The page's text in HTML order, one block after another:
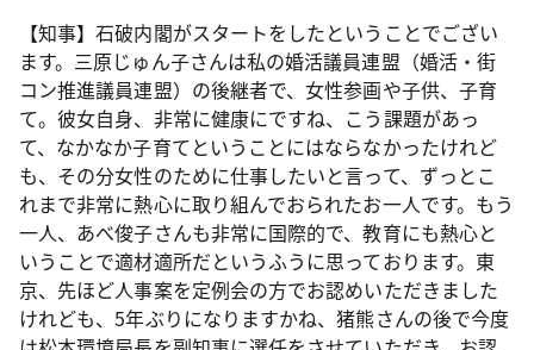
【知事】石破内閣がスタートをしたということでござい
ます。三原じゅん子さんは私の婚活議員連盟（婚活・街
コン推進議員連盟）の後継者で、女性参画や子供、子育
て。彼女自身、非常に健康にですね、こう課題があっ
て、なかなか子育てということにはならなかったけれど
も、その分女性のために仕事したいと言って、ずっとこ
れまで非常に熱心に取り組んでおられたお一人です。もう
一人、あべ俊子さんも非常に国際的で、教育にも熱心と
いうことで適材適所だというふうに思っております。東
京、先ほど人事案を定例会の方でお認めいただきました
けれども、5年ぶりになりますかね、猪熊さんの後で今度